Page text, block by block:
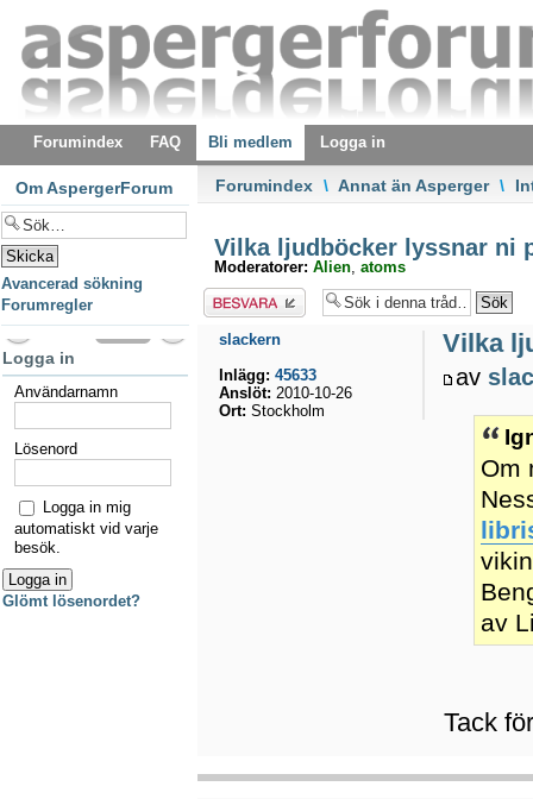
Forumindex FAQ Bli medlem Logga in
Forumindex \ Annat än Asperger \
Vilka ljudböcker lyssnar ni
Moderatorer: Alien, atoms
Besvara
Vilka
av
Om
av
Tack
slackern
Inlägg: 45633
Anslöt: 2010-10-26
Ort: Stockholm
Om AspergerForum
Avancerad sökning
Forumregler
Logga in
Användarnamn
Lösenord
Logga in mig
automatiskt vid varje
besök.
Glömt lösenordet?